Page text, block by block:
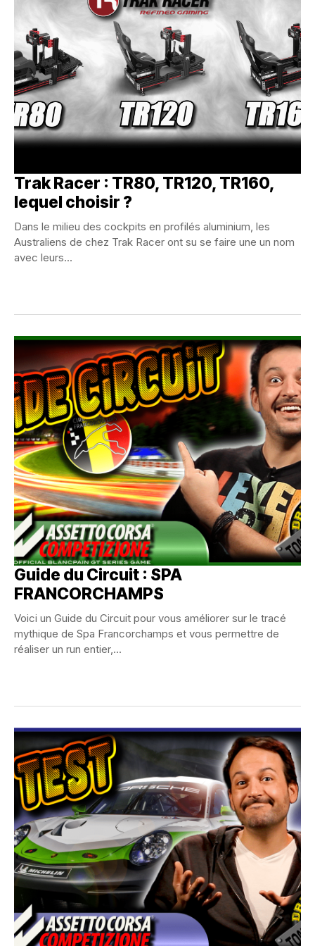
Trak Racer : TR80, TR120, TR160,
lequel choisir ?
Dans le milieu des cockpits en profilés aluminium, les
Australiens de chez Trak Racer ont su se faire une un nom
avec leurs...
Guide du Circuit : SPA
FRANCORCHAMPS
Voici un Guide du Circuit pour vous améliorer sur le tracé
mythique de Spa Francorchamps et vous permettre de
réaliser un run entier,...